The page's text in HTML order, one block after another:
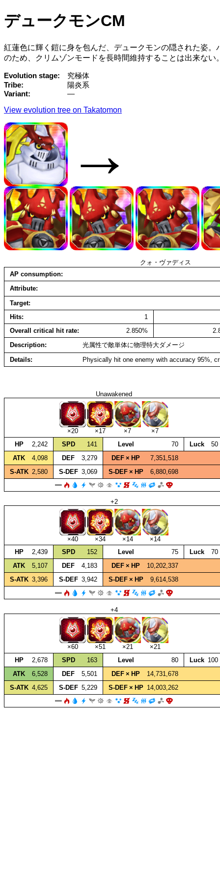
デュークモンCM
紅蓮色に輝く鎧に身を包んだ、デュークモンの隠された姿
のため、クリムゾンモードを長時間維持することは出来ない
Evolution stage
究極体
Tribe
陽炎系
Variant
—
View evolution tree on Takatomon
→
クォ・ヴァディス
AP consumption
Attribute
Target
Hits
1
Overall critical hit rate
2.850%
Description
光属性で敵単体に物理特大ダメージ
Details
Physically hit one enemy with accuracy 95%,
Unawakened
×20 ×17 ×7
×7
HP
2,242 SPD 141 Level 70 Luck
50
ATK
4,098 DEF 3,279 DEF × HP
7,351,518
S‑ATK 2,580 S‑DEF 3,069 S‑DEF × HP 6,880,698
+2
×40 ×34 ×14
×14
HP
2,439 SPD 152 Level 75 Luck
70
ATK
5,107 DEF 4,183 DEF × HP
10,202,337
S‑ATK 3,396 S‑DEF 3,942 S‑DEF × HP 9,614,538
+4
×60 ×51 ×21
×21
HP
2,678 SPD 163 Level 80 Luck 100
ATK
6,528 DEF 5,501 DEF × HP
14,731,678
S‑ATK 4,625 S‑DEF 5,229 S‑DEF × HP 14,003,262